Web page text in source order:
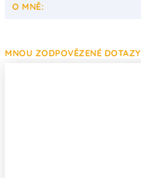
O MNĚ:
MNOU ZODPOVĚZENÉ DOTAZY